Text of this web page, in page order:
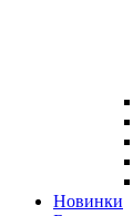
Новинки